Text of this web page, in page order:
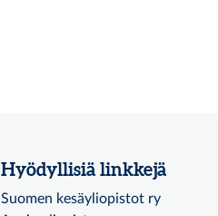
Hyödyllisiä linkkejä
Suomen kesäyliopistot ry